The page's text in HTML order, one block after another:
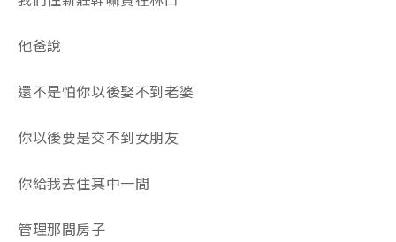
他爸說
還不是怕你以後娶不到老婆
你以後要是交不到女朋友
你給我去住其中一間
管理那間房子